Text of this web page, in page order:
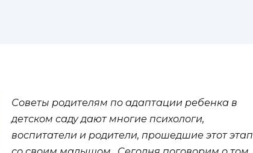
Советы родителям по адаптации ребенка в
детском саду дают многие психологи,
воспитатели и родители, прошедшие этот этап